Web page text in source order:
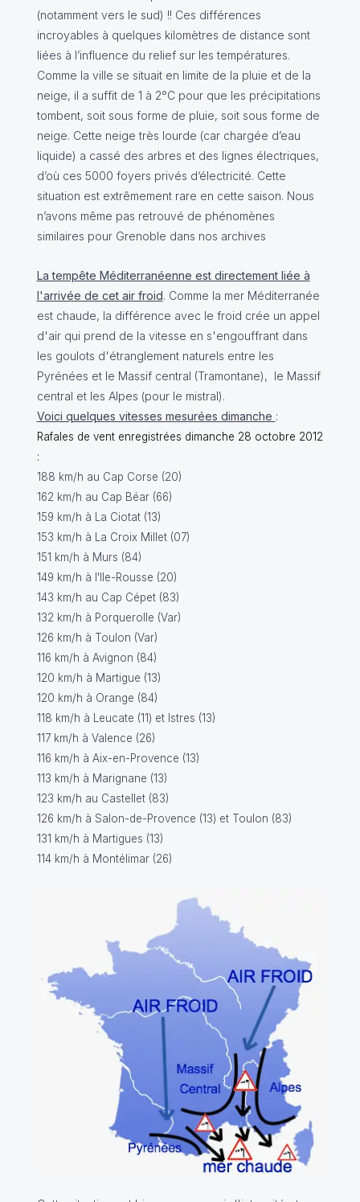
(notamment vers le sud) !! Ces différences
incroyables à quelques kilomètres de distance sont
liées à l’influence du relief sur les températures.
Comme la ville se situait en limite de la pluie et de la
neige, il a suffit de 1 à 2°C pour que les précipitations
tombent, soit sous forme de pluie, soit sous forme de
neige. Cette neige très lourde (car chargée d’eau
liquide) a cassé des arbres et des lignes électriques,
d’où ces 5000 foyers privés d‘électricité. Cette
situation est extrêmement rare en cette saison. Nous
n’avons même pas retrouvé de phénomènes
similaires pour Grenoble dans nos archives
La tempête Méditerranéenne est directement liée à
l'arrivée de cet air froid. Comme la mer Méditerranée
est chaude, la différence avec le froid crée un appel
d'air qui prend de la vitesse en s'engouffrant dans
les goulots d'étranglement naturels entre les
Pyrénées et le Massif central (Tramontane), le Massif
central et les Alpes (pour le mistral).
Voici quelques vitesses mesurées dimanche :
Rafales de vent enregistrées dimanche 28 octobre 2012
:
188 km/h au Cap Corse (20)
162 km/h au Cap Béar (66)
159 km/h à La Ciotat (13)
153 km/h à La Croix Millet (07)
151 km/h à Murs (84)
149 km/h à l'Ile-Rousse (20)
143 km/h au Cap Cépet (83)
132 km/h à Porquerolle (Var)
126 km/h à Toulon (Var)
116 km/h à Avignon (84)
120 km/h à Martigue (13)
120 km/h à Orange (84)
118 km/h à Leucate (11) et Istres (13)
117 km/h à Valence (26)
116 km/h à Aix-en-Provence (13)
113 km/h à Marignane (13)
123 km/h au Castellet (83)
126 km/h à Salon-de-Provence (13) et Toulon (83)
131 km/h à Martigues (13)
114 km/h à Montélimar (26)